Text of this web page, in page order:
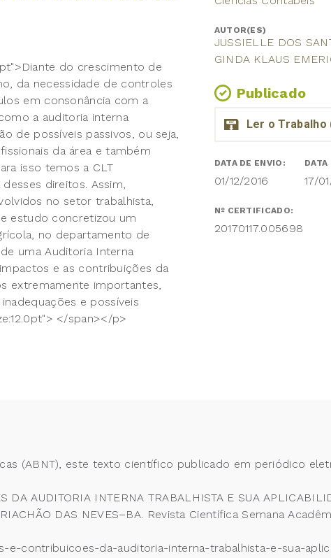
do crescimento de
da necessidade de controles
em consonância com a
a auditoria interna
de possíveis passivos, ou seja,
da área e também
isso temos a CLT
direitos. Assim,
no setor trabalhista,
estudo concretizou um
no departamento de
uma Auditoria Interna
e as contribuições da
extremamente importantes,
e possíveis
</span></p>
AUTOR(ES)
JUSSIELLE DOS
GINDA KLAUS
Publicado
DATA DE ENVIO:
01/12/2016
DATA
17/
Nº CERTIFICADO:
20170117.005698
(ABNT), este texto científico publicado em periódico
AUDITORIA INTERNA TRABALHISTA E SUA
DAS NEVES–BA. Revista Científica Semana
e-contribuicoes-da-auditoria-interna-trabalhista-e-sua-